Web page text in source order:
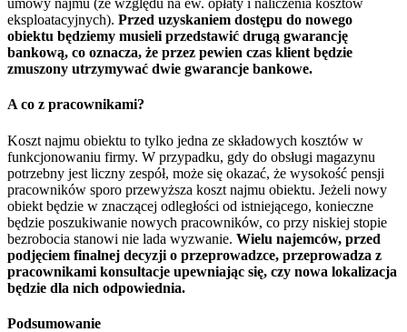
umowy najmu (ze względu na ew. opłaty i naliczenia kosztów
eksploatacyjnych). Przed uzyskaniem dostępu do nowego
obiektu będziemy musieli przedstawić drugą gwarancję
bankową, co oznacza, że przez pewien czas klient będzie
zmuszony utrzymywać dwie gwarancje bankowe.
A co z pracownikami?
Koszt najmu obiektu to tylko jedna ze składowych kosztów w
funkcjonowaniu firmy. W przypadku, gdy do obsługi magazynu
potrzebny jest liczny zespół, może się okazać, że wysokość pensji
pracowników sporo przewyższa koszt najmu obiektu. Jeżeli nowy
obiekt będzie w znaczącej odległości od istniejącego, konieczne
będzie poszukiwanie nowych pracowników, co przy niskiej stopie
bezrobocia stanowi nie lada wyzwanie. Wielu najemców, przed
podjęciem finalnej decyzji o przeprowadzce, przeprowadza z
pracownikami konsultacje upewniając się, czy nowa lokalizacja
będzie dla nich odpowiednia.
Podsumowanie